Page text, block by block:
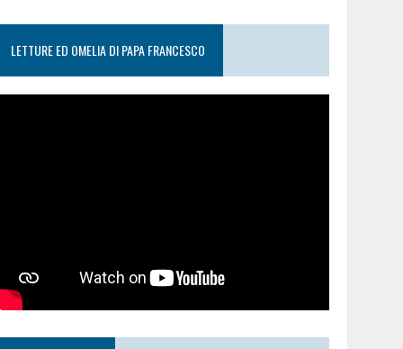
LETTURE ED OMELIA DI PAPA FRANCESCO